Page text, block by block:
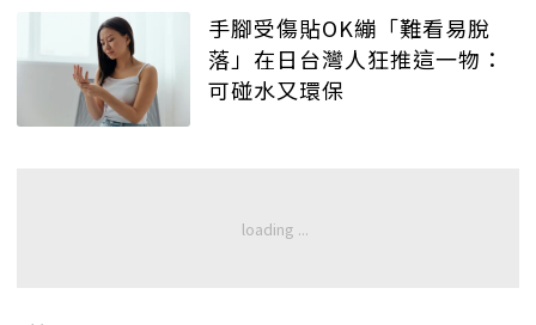
手腳受傷貼OK繃「難看易脫
落」在日台灣人狂推這一物：
可碰水又環保